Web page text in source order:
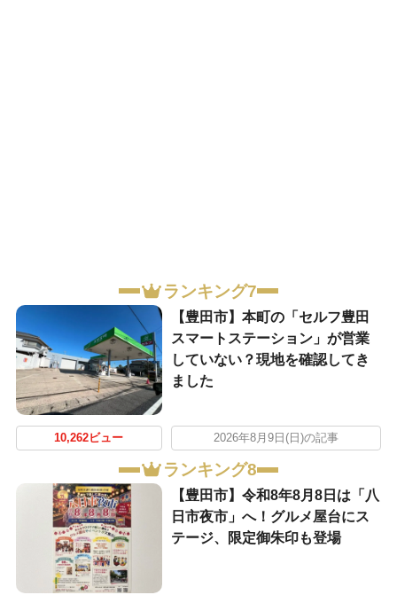
ランキング7
【豊田市】本町の「セルフ豊田
スマートステーション」が営業
していない？現地を確認してき
ました
10,262ビュー 2026年8月9日(日)の記事
ランキング8
【豊田市】令和8年8月8日は「八
日市夜市」へ！グルメ屋台にス
テージ、限定御朱印も登場